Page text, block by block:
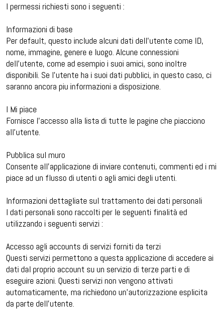
I permessi richiesti sono i seguenti :
Informazioni di base
Per default, questo include alcuni dati dell’utente come ID,
nome, immagine, genere e luogo. Alcune connessioni
dell’utente, come ad esempio i suoi amici, sono inoltre
disponibili. Se l’utente ha i suoi dati pubblici, in questo caso, ci
saranno ancora piu informazioni a disposizione.
I Mi piace
Fornisce l’accesso alla lista di tutte le pagine che piacciono
all’utente.
Pubblica sul muro
Consente all’applicazione di inviare contenuti, commenti ed i mi
piace ad un flusso di utenti o agli amici degli utenti.
Informazioni dettagliate sul trattamento dei dati personali
I dati personali sono raccolti per le seguenti finalità ed
utilizzando i seguenti servizi :
Accesso agli accounts di servizi forniti da terzi
Questi servizi permettono a questa applicazione di accedere ai
dati dal proprio account su un servizio di terze parti e di
eseguire azioni. Questi servizi non vengono attivati
automaticamente, ma richiedono un’autorizzazione esplicita
da parte dell’utente.